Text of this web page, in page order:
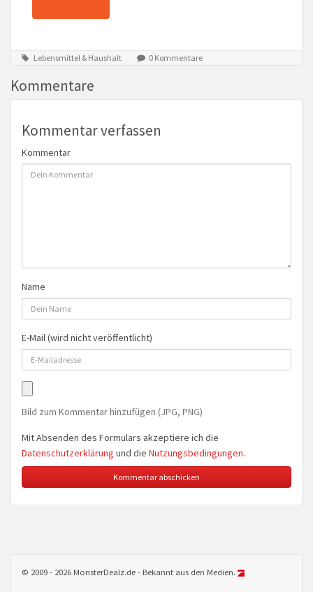
Lebensmittel & Haushalt 0 Kommentare
Kommentare
Kommentar verfassen
Kommentar
Name
E-Mail (wird nicht veröffentlicht)
Bild zum Kommentar hinzufügen (JPG, PNG)
Mit Absenden des Formulars akzeptiere ich die
Datenschutzerklärung und die Nutzungsbedingungen.
© 2009 - 2026 MonsterDealz.de - Bekannt aus den Medien.